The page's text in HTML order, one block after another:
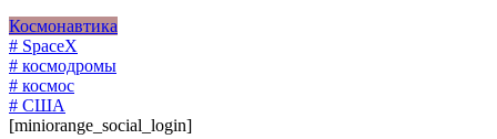
Космонавтика
# SpaceX
# космодромы
# космос
# США
[miniorange_social_login]